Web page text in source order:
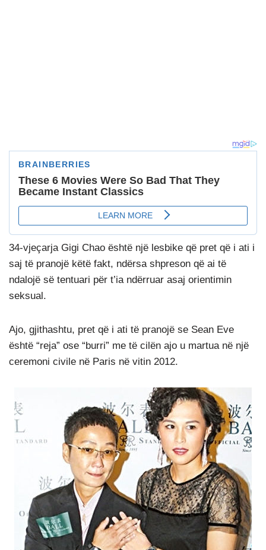
34-vjeçarja Gigi Chao është një lesbike që pret që i ati i
saj të pranojë këtë fakt, ndërsa shpreson që ai të
ndalojë së tentuari për t’ia ndërruar asaj orientimin
seksual.
Ajo, gjithashtu, pret që i ati të pranojë se Sean Eve
është “reja” ose “burri” me të cilën ajo u martua në një
ceremoni civile në Paris në vitin 2012.